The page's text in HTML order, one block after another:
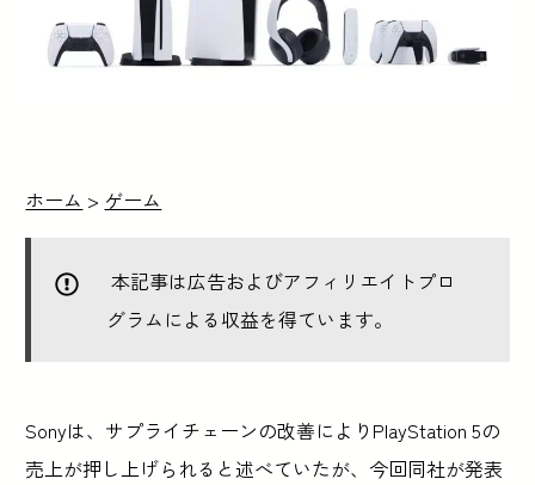
ホーム > ゲーム
本記事は広告およびアフィリエイトプロ
グラムによる収益を得ています。
Sonyは、サプライチェーンの改善によりPlayStation 5の
売上が押し上げられると述べていたが、今回同社が発表